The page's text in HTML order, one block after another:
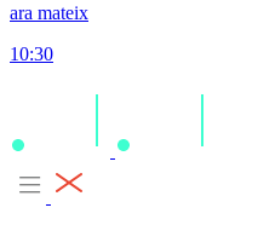
ara mateix
10:30